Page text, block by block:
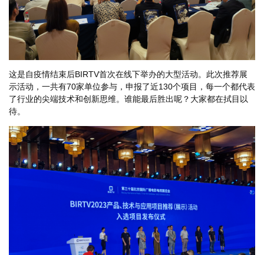
这是自疫情结束后BIRTV首次在线下举办的大型活动。此次推荐展
示活动，一共有70家单位参与，申报了近130个项目，每一个都代表
了行业的尖端技术和创新思维。谁能最后胜出呢？大家都在拭目以
待。